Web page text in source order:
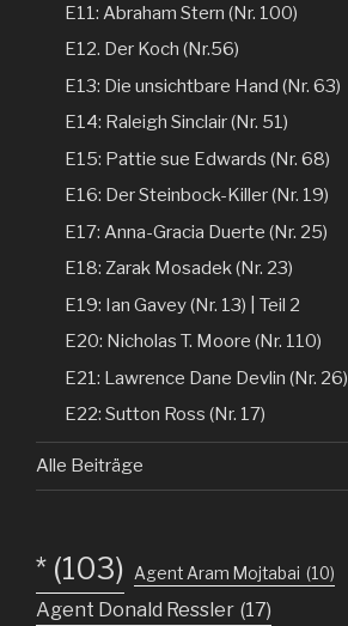
E11: Abraham Stern (Nr. 100)
E12. Der Koch (Nr.56)
E13: Die unsichtbare Hand (Nr. 63)
E14: Raleigh Sinclair (Nr. 51)
E15: Pattie sue Edwards (Nr. 68)
E16: Der Steinbock-Killer (Nr. 19)
E17: Anna-Gracia Duerte (Nr. 25)
E18: Zarak Mosadek (Nr. 23)
E19: Ian Gavey (Nr. 13) | Teil 2
E20: Nicholas T. Moore (Nr. 110)
E21: Lawrence Dane Devlin (Nr. 26)
E22: Sutton Ross (Nr. 17)
Alle Beiträge
* (103) Agent Aram Mojtabai (10)
Agent Donald Ressler (17)